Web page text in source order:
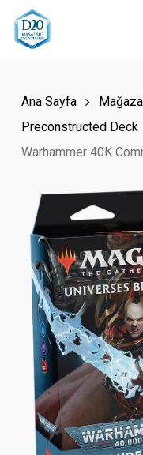
Skip
Ana Sayfa Mağaza
Preconstructed Deck
Warhammer 40K